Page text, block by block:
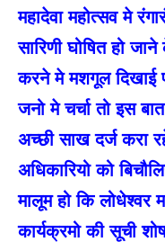
महादेवा महोत्सव मे
सारिणी घोषित हो
करने मे मशगूल
जनो मे चर्चा तो इस
अच्छी साख दर्ज करा
अधिकारियो को
मालूम हो कि लोधेश्वर
कार्यक्रमो की सूची